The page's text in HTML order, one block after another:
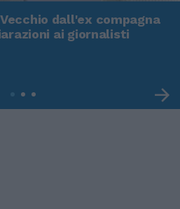
dall'ex compagna
ai giornalisti